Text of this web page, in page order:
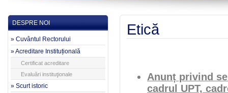
DESPRE NOI
» Cuvântul Rectorului
» Acreditare Instituțională
Certificat acreditare
Evaluări instituţionale
» Scurt istoric
Etică
Anunț privind
cadrul UPT,